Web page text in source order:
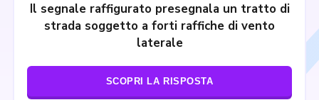
Il segnale raffigurato presegnala un tratto di
strada soggetto a forti raffiche di vento
laterale
SCOPRI LA RISPOSTA